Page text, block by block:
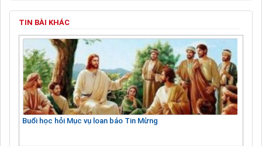
TIN BÀI KHÁC
Buổi học hỏi Mục vụ loan báo Tin Mừng